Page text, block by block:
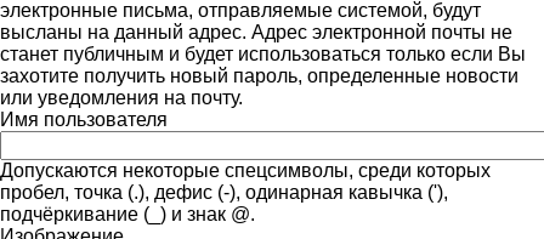
электронные письма, отправляемые системой, будут
высланы на данный адрес. Адрес электронной почты не
станет публичным и будет использоваться только если Вы
захотите получить новый пароль, определенные новости
или уведомления на почту.
Имя пользователя
Допускаются некоторые спецсимволы, среди которых
пробел, точка (.), дефис (-), одинарная кавычка ('),
подчёркивание (_) и знак @.